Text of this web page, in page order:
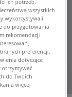
ich potrzeb.
wszystkich
wykorzystywali
do przygotowania
rekomendacji
preferencji.
dotyczące
otrzymywać
do Twoich
więcej